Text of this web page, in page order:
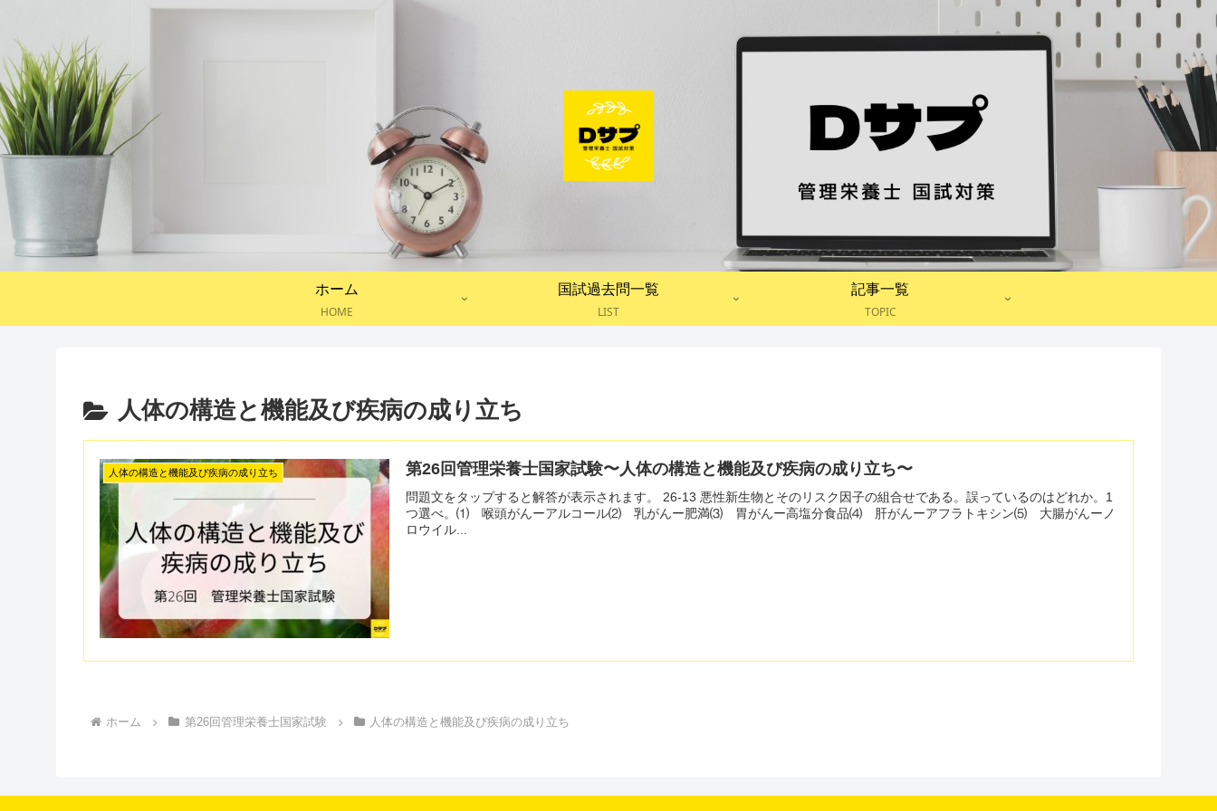
ホーム
HOME
国試過去問一覧
LIST
記事一覧
TOPIC
人体の構造と機能及び疾病の成り立ち
人体の構造と機能及び疾病の成り立ち 第26回管理栄養士国家試験〜人体の構造と機能及び疾病の成り立ち〜
問題文をタップすると解答が表示されます。 26-13 悪性新生物とそのリスク因子の組合せである。誤っているのはどれか。1
つ選べ。⑴ 喉頭がんーアルコール⑵ 乳がんー肥満⑶ 胃がんー高塩分食品⑷ 肝がんーアフラトキシン⑸ 大腸がんーノ
ロウイル...
ホーム 第26回管理栄養士国家試験 人体の構造と機能及び疾病の成り立ち